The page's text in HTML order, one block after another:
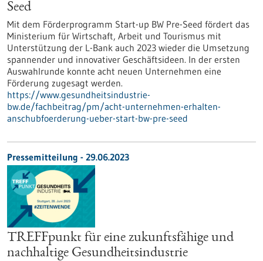
Seed
Mit dem Förderprogramm Start-up BW Pre-Seed fördert das
Ministerium für Wirtschaft, Arbeit und Tourismus mit
Unterstützung der L-Bank auch 2023 wieder die Umsetzung
spannender und innovativer Geschäftsideen. In der ersten
Auswahlrunde konnte acht neuen Unternehmen eine
Förderung zugesagt werden.
https://www.gesundheitsindustrie-
bw.de/fachbeitrag/pm/acht-unternehmen-erhalten-
anschubfoerderung-ueber-start-bw-pre-seed
Pressemitteilung - 29.06.2023
TREFFpunkt für eine zukunftsfähige und
nachhaltige Gesundheitsindustrie